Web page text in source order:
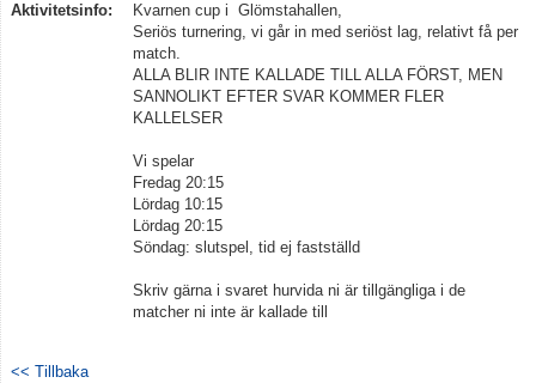
Aktivitetsinfo:
Kvarnen cup i Glömstahallen,
Seriös turnering, vi går in med seriöst lag, relativt få per
match.
ALLA BLIR INTE KALLADE TILL ALLA FÖRST, MEN
SANNOLIKT EFTER SVAR KOMMER FLER
KALLELSER
Vi spelar
Fredag 20:15
Lördag 10:15
Lördag 20:15
Söndag: slutspel, tid ej fastställd
Skriv gärna i svaret hurvida ni är tillgängliga i de
matcher ni inte är kallade till
<< Tillbaka